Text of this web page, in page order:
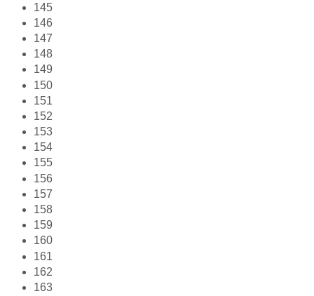
145
146
147
148
149
150
151
152
153
154
155
156
157
158
159
160
161
162
163